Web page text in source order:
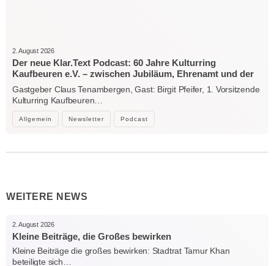
Allgemein Newsletter Podcast
2. August 2026
Der neue Klar.Text Podcast: 60 Jahre Kulturring
Kaufbeuren e.V. – zwischen Jubiläum, Ehrenamt und der
Kraft der Kultur
Gastgeber Claus Tenambergen, Gast: Birgit Pfeifer, 1. Vorsitzende
Kulturring Kaufbeuren…
WEITERE NEWS
2. August 2026
Kleine Beiträge, die Großes bewirken
Kleine Beiträge die großes bewirken: Stadtrat Tamur Khan
beteiligte sich…